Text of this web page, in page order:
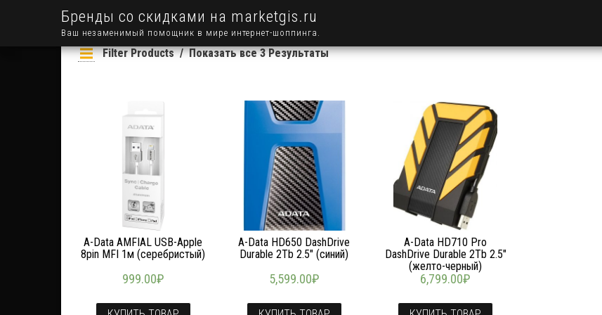
Бренды со скидками на marketgis.ru
Ваш незаменимый помощник в мире интернет-шоппинга.
Filter Products Показать все 3 Результаты
A-Data AMFIAL USB-Apple
8pin MFI 1м (серебристый)
999.00₽
A-Data HD650 DashDrive
Durable 2Tb 2.5″ (синий)
5,599.00₽
A-Data HD710 Pro
DashDrive Durable 2Tb 2.5″
(желто-черный)
6,799.00₽